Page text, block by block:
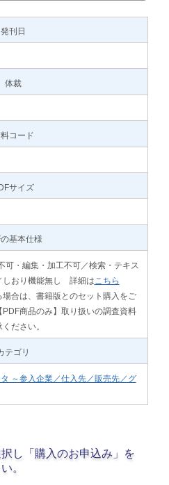
発刊日
体裁
コード
サイズ
基本仕様
・編集・加工不可／検索・テキス
しおり機能無し 詳細は こちら
合は、書籍版とのセット購入をご
商品のみ】取り扱いの調査資料
ださい。
テゴリ
～参入企業／仕入先／販売先／グ
し「購入のお申込み」を
。